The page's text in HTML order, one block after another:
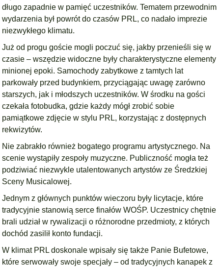
długo zapadnie w pamięć uczestników. Tematem przewodnim
wydarzenia był powrót do czasów PRL, co nadało imprezie
niezwykłego klimatu.
Już od progu goście mogli poczuć się, jakby przenieśli się w
czasie – wszędzie widoczne były charakterystyczne elementy
minionej epoki. Samochody zabytkowe z tamtych lat
parkowały przed budynkiem, przyciągając uwagę zarówno
starszych, jak i młodszych uczestników. W środku na gości
czekała fotobudka, gdzie każdy mógł zrobić sobie
pamiątkowe zdjęcie w stylu PRL, korzystając z dostępnych
rekwizytów.
Nie zabrakło również bogatego programu artystycznego. Na
scenie wystąpiły zespoły muzyczne. Publiczność mogła też
podziwiać niezwykle utalentowanych artystów ze Średzkiej
Sceny Musicalowej.
Jednym z głównych punktów wieczoru były licytacje, które
tradycyjnie stanowią serce finałów WOŚP. Uczestnicy chętnie
brali udział w rywalizacji o różnorodne przedmioty, z których
dochód zasilił konto fundacji.
W klimat PRL doskonale wpisały się także Panie Bufetowe,
które serwowały swoje specjały – od tradycyjnych kanapek z